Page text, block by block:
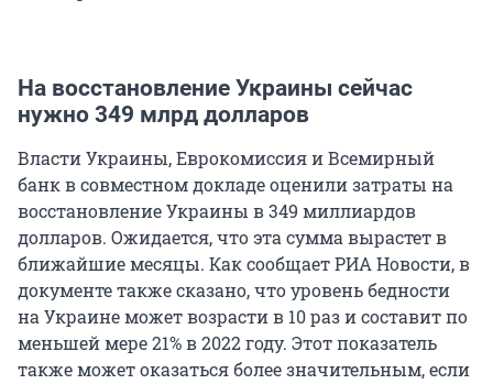
На восстановление Украины сейчас
нужно 349 млрд долларов
Власти Украины, Еврокомиссия и Всемирный
банк в совместном докладе оценили затраты на
восстановление Украины в 349 миллиардов
долларов. Ожидается, что эта сумма вырастет в
ближайшие месяцы. Как сообщает РИА Новости, в
документе также сказано, что уровень бедности
на Украине может возрасти в 10 раз и составит по
меньшей мере 21% в 2022 году. Этот показатель
также может оказаться более значительным, если